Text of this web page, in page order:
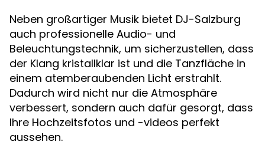
Neben großartiger Musik bietet DJ-Salzburg
auch professionelle Audio- und
Beleuchtungstechnik, um sicherzustellen, dass
der Klang kristallklar ist und die Tanzfläche in
einem atemberaubenden Licht erstrahlt.
Dadurch wird nicht nur die Atmosphäre
verbessert, sondern auch dafür gesorgt, dass
Ihre Hochzeitsfotos und -videos perfekt
aussehen.